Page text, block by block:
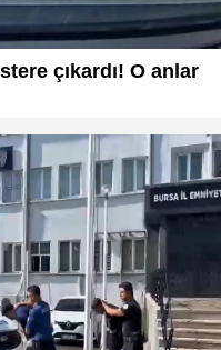
çıkardı! O anlar